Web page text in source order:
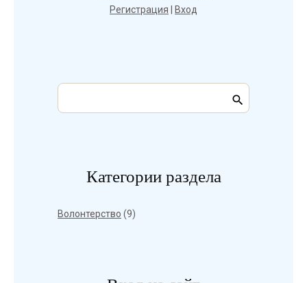
Регистрация
Вход
Категории раздела
Волонтерство (9)